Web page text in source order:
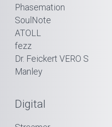
Phasemation
SoulNote
ATOLL
fezz
Dr. Feickert VERO S
Manley
Digital